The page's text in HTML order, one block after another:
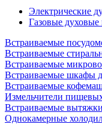
Электрические
Газовые
Встраиваемые
Встраиваемые
Встраиваемые
Встраиваемые шкафы
Встраиваемые
Измельчители
Встраиваемые вытяжки
Однокамерные